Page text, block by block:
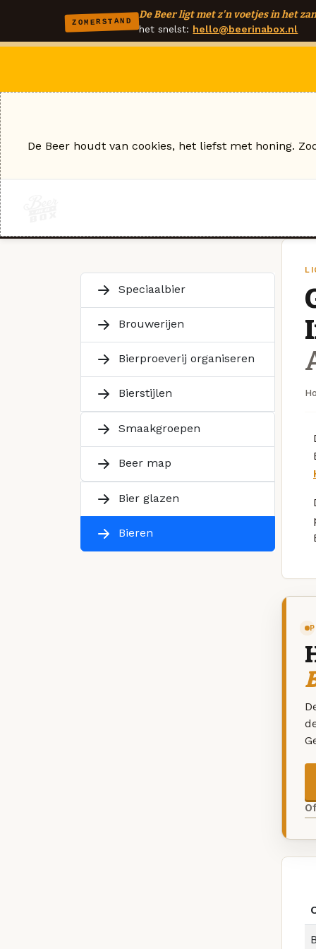
ZOMERSTAND
De Beer ligt met z'n voetjes in het
het snelst: hello@beerinabox.nl
Speciaalbier
Brouwerijen
Bierproeverij organiseren
Bierstijlen
Smaakgroepen
Beer map
Bier glazen
Bieren
De Beer houdt van cookies, het liefst met honing.